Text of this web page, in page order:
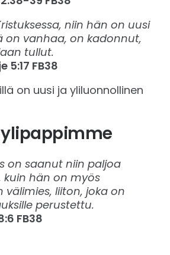
niin hän on uusi
on vanhaa, on kadonnut,
tullut.
‭5:17‬ ‭FB38‬‬
on uusi ja yliluonnollinen
on saanut niin paljoa
hän on myös
liiton, joka on
perustettu.
‭FB38‬‬